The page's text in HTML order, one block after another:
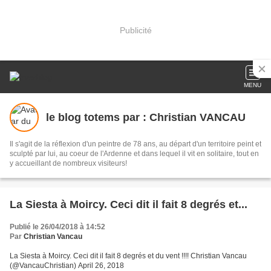
Publicité
MENU
le blog totems par : Christian VANCAU
Il s'agit de la réflexion d'un peintre de 78 ans, au départ d'un territoire peint et
sculpté par lui, au coeur de l'Ardenne et dans lequel il vit en solitaire, tout en
y accueillant de nombreux visiteurs!
La Siesta à Moircy. Ceci dit il fait 8 degrés et...
Publié le 26/04/2018 à 14:52
Par Christian Vancau
La Siesta à Moircy. Ceci dit il fait 8 degrés et du vent !!!! Christian Vancau
(@VancauChristian) April 26, 2018